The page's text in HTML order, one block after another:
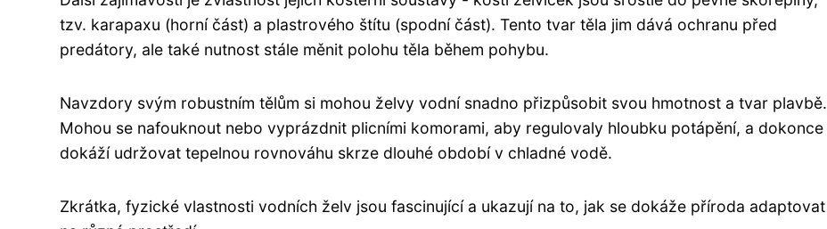
tzv. karapaxu (horní část) a plastrového štítu (spodní část). Tento tvar těla jim dává ochranu před
predátory, ale také nutnost stále měnit polohu těla během pohybu.
Navzdory svým robustním tělům si mohou želvy vodní snadno přizpůsobit svou hmotnost a tvar plavbě.
Mohou se nafouknout nebo vyprázdnit plicními komorami, aby regulovaly hloubku potápění, a dokonce
dokáží udržovat tepelnou rovnováhu skrze dlouhé období v chladné vodě.
Zkrátka, fyzické vlastnosti vodních želv jsou fascinující a ukazují na to, jak se dokáže příroda adaptovat